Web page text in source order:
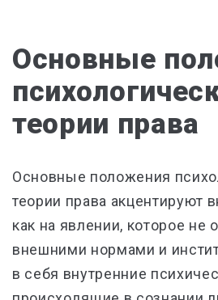
Основные
теории права
Основные положения
теории права акцентируют
как на явлении, которое не
внешними нормами и
в себя внутренние